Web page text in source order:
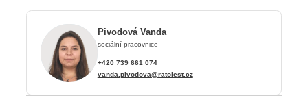
Pivodová Vanda
sociální pracovnice
+420 739 661 074
vanda.pivodova@ratolest.cz